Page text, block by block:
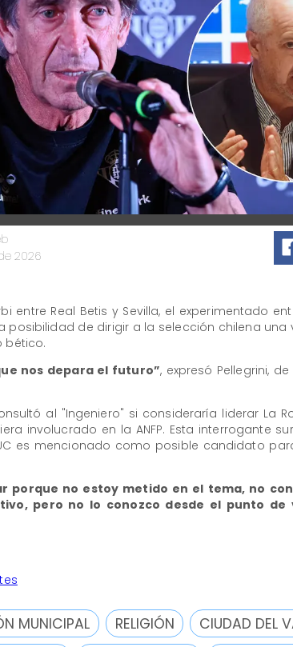
2026
entre Real Betis y Sevilla, el experimentado
posibilidad de dirigir a la selección chilena una
bético.
nos depara el futuro”, expresó Pellegrini,
al "Ingeniero" si consideraría liderar La
involucrado en la ANFP. Esta interrogante
es mencionado como posible candidato
porque no estoy metido en el tema, no
pero no lo conozco desde el punto de
MUNICIPAL RELIGIÓN
CIUDAD DEL